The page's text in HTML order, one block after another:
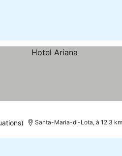
Santa-Maria-di-Lota, à 12.3